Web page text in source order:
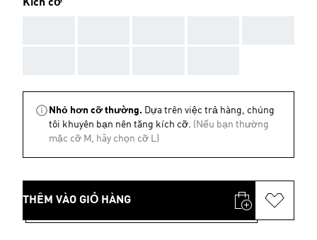
Kích cỡ
Nhỏ hơn cỡ thường. Dựa trên việc trả hàng, chúng
tôi khuyên bạn nên tăng kích cỡ. (Nếu bạn thường
mặc cỡ M, hãy chọn cỡ L)
THÊM VÀO GIỎ HÀNG